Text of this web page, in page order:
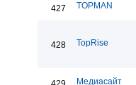
427 TOPMAN
428 TopRise
Медиасайт